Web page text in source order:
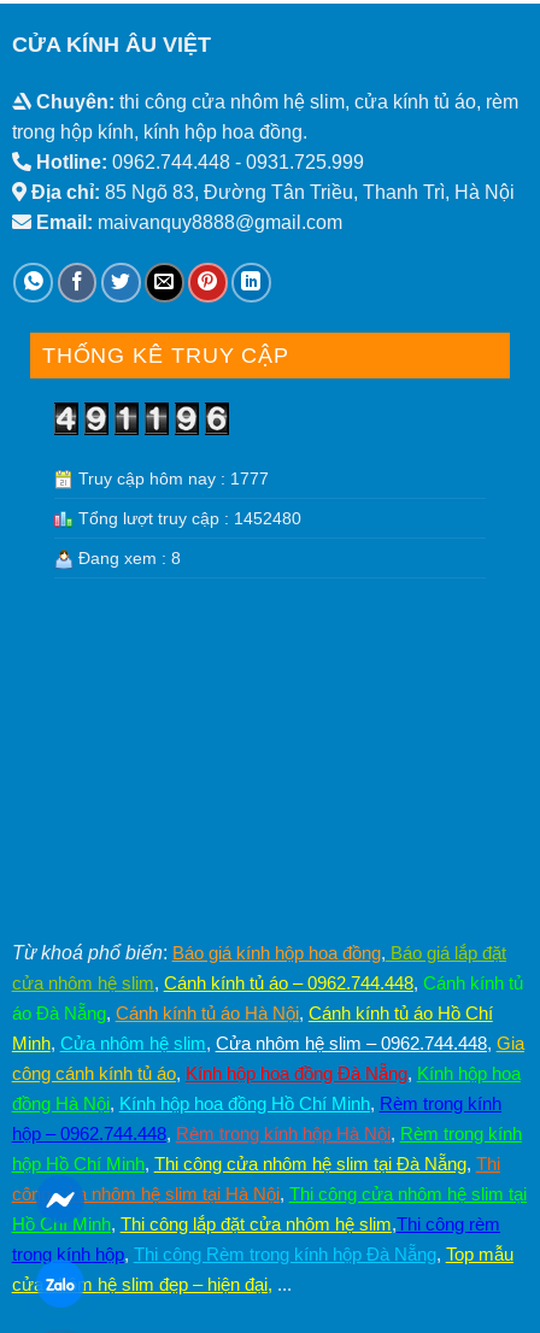
CỬA KÍNH ÂU VIỆT
Chuyên: thi công cửa nhôm hệ slim, cửa kính tủ áo, rèm
trong hộp kính, kính hộp hoa đồng.
Hotline: 0962.744.448 - 0931.725.999
Địa chỉ: 85 Ngõ 83, Đường Tân Triều, Thanh Trì, Hà Nội
Email: maivanquy8888@gmail.com
THỐNG KÊ TRUY CẬP
Truy cập hôm nay : 1777
Tổng lượt truy cập : 1452480
Đang xem : 8
Từ khoá phổ biến: Báo giá kính hộp hoa đồng, Báo giá lắp đặt
cửa nhôm hệ slim, Cánh kính tủ áo – 0962.744.448, Cánh kính tủ
áo Đà Nẵng, Cánh kính tủ áo Hà Nội, Cánh kính tủ áo Hồ Chí
Minh, Cửa nhôm hệ slim, Cửa nhôm hệ slim – 0962.744.448, Gia
công cánh kính tủ áo, Kính hộp hoa đồng Đà Nẵng, Kính hộp hoa
đồng Hà Nội, Kính hộp hoa đồng Hồ Chí Minh, Rèm trong kính
hộp – 0962.744.448, Rèm trong kính hộp Hà Nội, Rèm trong kính
hộp Hồ Chí Minh, Thi công cửa nhôm hệ slim tại Đà Nẵng, Thi
công cửa nhôm hệ slim tại Hà Nội, Thi công cửa nhôm hệ slim tại
Hồ Chí Minh, Thi công lắp đặt cửa nhôm hệ slim,Thi công rèm
trong kính hộp, Thi công Rèm trong kính hộp Đà Nẵng, Top mẫu
cửa nhôm hệ slim đẹp – hiện đại, ...